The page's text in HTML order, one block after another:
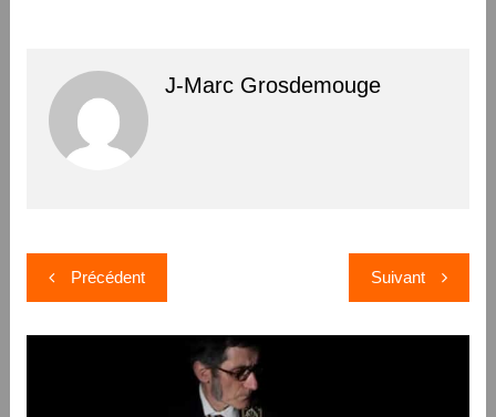
J-Marc Grosdemouge
Navigation
de
l’article
Précédent Suivant